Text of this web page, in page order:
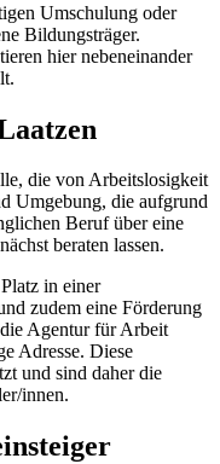
Umschulung oder
Bildungsträger.
hier nebeneinander
die von Arbeitslosigkeit
Umgebung, die aufgrund
Beruf über eine
beraten lassen.
in einer
zudem eine Förderung
Agentur für Arbeit
Adresse. Diese
und sind daher die
innen.